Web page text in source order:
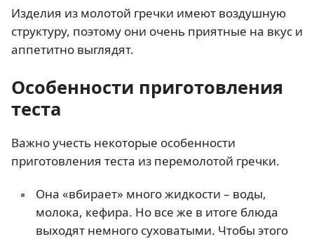
Изделия из молотой гречки имеют воздушную
структуру, поэтому они очень приятные на вкус и
аппетитно выглядят.
Особенности приготовления
теста
Важно учесть некоторые особенности
приготовления теста из перемолотой гречки.
Она «вбирает» много жидкости – воды,
молока, кефира. Но все же в итоге блюда
выходят немного суховатыми. Чтобы этого